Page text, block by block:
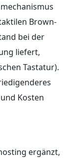
Brown-
bei der
liefert,
Tastatur).
Kosten
ergänzt,